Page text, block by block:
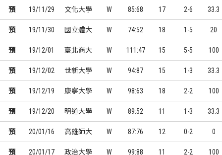
預 19/11/29 文化大學 W 85:68 17 2-6 33.3
預 19/11/30 國立體大 W 74:52 18 1-5 20
預 19/12/01 臺北商大 W 111:47 15 5-5 100
預 19/12/02 世新大學 W 94:87 15 1-3 33.3
預 19/12/19 康寧大學 W 98:63 18 2-2 100
預 19/12/20 明道大學 W 89:52 11 1-3 33.3
預 20/01/16 高雄師大 W 87:76 12 0-2 0
預 20/01/17 政治大學 W 99:88 11 2-2 100